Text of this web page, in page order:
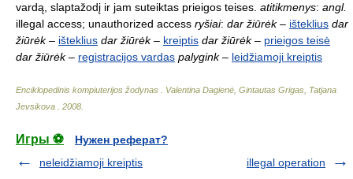
vardą, slaptažodį ir jam suteiktas prieigos teises. atitikmenys: angl.
illegal access; unauthorized access ryšiai: dar žiūrėk– išteklius dar
žiūrėk– išteklius dar žiūrėk– kreiptis dar žiūrėk– prieigos teisė
dar žiūrėk– registracijos vardas palygink– leidžiamoji kreiptis
Enciklopedinis kompiuterijos žodynas
Valentina Dagienė, Gintautas Grigas, Tatjana
Jevsikova
2008
Игры ⚽
Нужен реферат?
neleidžiamoji kreiptis
illegal operation